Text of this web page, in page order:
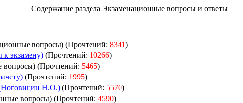
Содержание раздела Экзаменационные вопросы и ответы
вопросы) (Прочтений: 8341)
к экзамену) (Прочтений: 10266)
вопросы) (Прочтений: 5465)
(Прочтений: 1995)
(Ноговицин Н.О.) (Прочтений: 5570)
вопросы) (Прочтений: 4590)